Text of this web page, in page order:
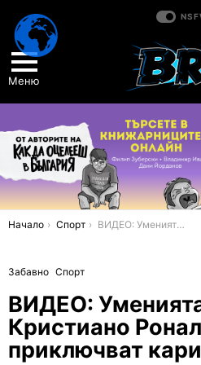
Меню
You are here:
Начало Спорт ВИДЕО: Уменията на терена на Кристиано Роналдо, които приключват кариери
Забавно Спорт
ВИДЕО:
Кристиано
приключват